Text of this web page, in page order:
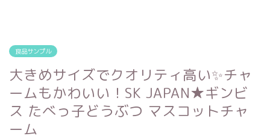
食品サンプル
大きめサイズでクオリティ高い✨チャ
ームもかわいい！SK JAPAN★ギンビ
ス たべっ子どうぶつ マスコットチャ
ーム